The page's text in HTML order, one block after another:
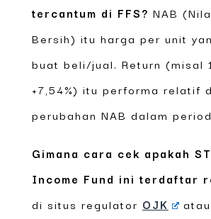
tercantum di FFS? NAB
Bersih) itu harga per unit
buat beli/jual. Return (misal
+7,54%) itu performa relatif
perubahan NAB dalam
Gimana cara cek apakah
Income Fund ini terdaftar
di situs regulator OJK